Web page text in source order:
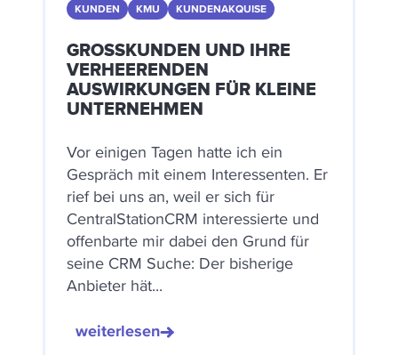
KUNDEN KMU KUNDENAKQUISE
GROSSKUNDEN UND IHRE V
ERHEERENDEN A
USWIRKUNGEN FÜR KLEINE U
NTERNEHMEN
Vor einigen Tagen hatte ich ein
Gespräch mit einem Interessenten. Er
rief bei uns an, weil er sich für
CentralStationCRM interessierte und
offenbarte mir dabei den Grund für
seine CRM Suche: Der bisherige
Anbieter hät...
weiterlesen